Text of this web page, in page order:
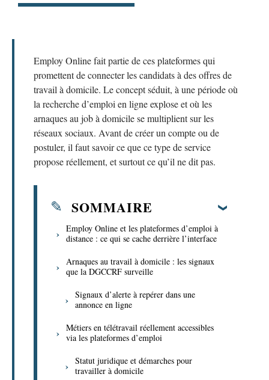
Employ Online fait partie de ces plateformes qui
promettent de connecter les candidats à des offres de
travail à domicile. Le concept séduit, à une période où
la recherche d’emploi en ligne explose et où les
arnaques au job à domicile se multiplient sur les
réseaux sociaux. Avant de créer un compte ou de
postuler, il faut savoir ce que ce type de service
propose réellement, et surtout ce qu’il ne dit pas.
SOMMAIRE
Employ Online et les plateformes d’emploi à
distance : ce qui se cache derrière l’interface
Arnaques au travail à domicile : les signaux
que la DGCCRF surveille
Signaux d’alerte à repérer dans une
annonce en ligne
Métiers en télétravail réellement accessibles
via les plateformes d’emploi
Statut juridique et démarches pour
travailler à domicile